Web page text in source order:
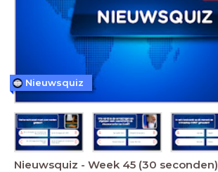
Nieuwsquiz - Week 45 (30 seconden)
Nieuwsquiz